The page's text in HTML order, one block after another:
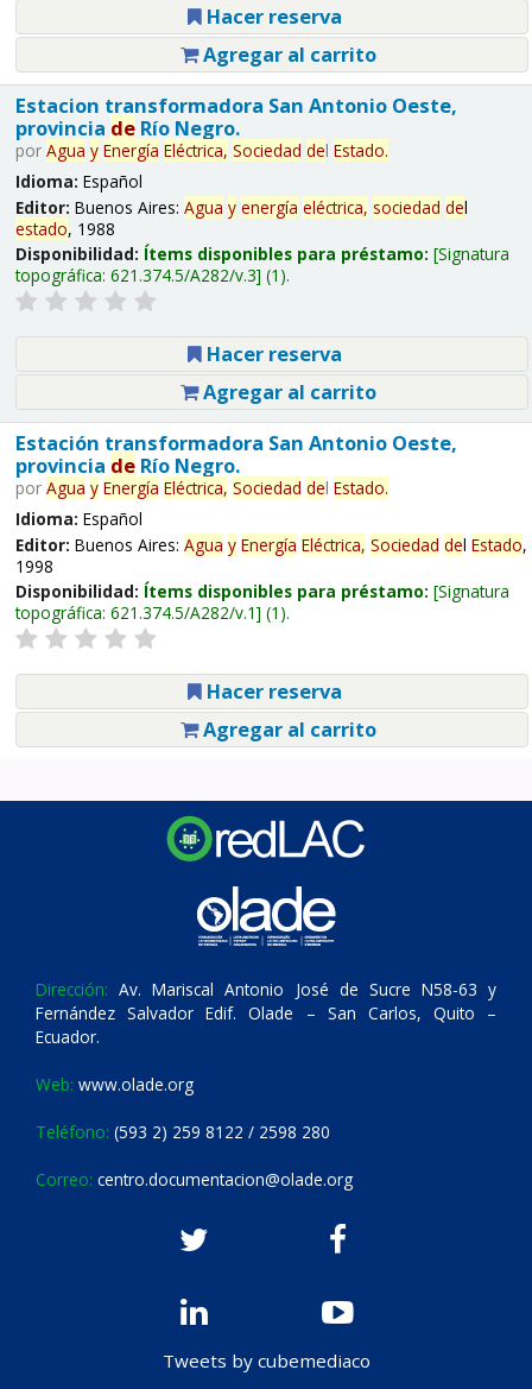
Hacer reserva
Agregar al carrito
Estacion transformadora San Antonio Oeste,
provincia deRío Negro.
por Agua y Energía Eléctrica, Sociedad del Estado.
Idioma: Español
Editor: Buenos Aires: Agua y energía eléctrica, sociedad del
estado, 1988
Disponibilidad: Ítems disponibles para préstamo: Signatura
topográfica: 621.374.5/A282/v.3 (1).
Hacer reserva
Agregar al carrito
Estación transformadora San Antonio Oeste,
provincia deRío Negro.
por Agua y Energía Eléctrica, Sociedad del Estado.
Idioma: Español
Editor: Buenos Aires: Agua y Energía Eléctrica, Sociedad del Estado,
1998
Disponibilidad: Ítems disponibles para préstamo: Signatura
topográfica: 621.374.5/A282/v.1 (1).
Hacer reserva
Agregar al carrito
Dirección: Av. Mariscal Antonio José de Sucre N58-63 y
Fernández Salvador Edif. Olade – San Carlos, Quito –
Ecuador.
Web: www.olade.org
Teléfono: (593 2) 259 8122 / 2598 280
Correo: centro.documentacion@olade.org
Tweets by cubemediaco